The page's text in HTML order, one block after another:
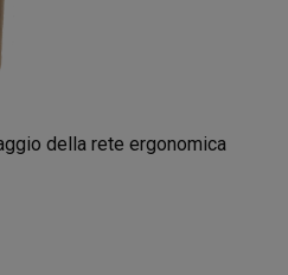
della rete ergonomica